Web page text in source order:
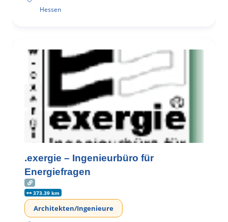
Hessen
.exergie – Ingenieurbüro für
Energiefragen
373.39 km
Architekten/Ingenieure